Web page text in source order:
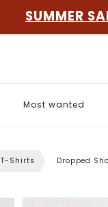
SUMMER
Most wanted
T-Shirts Dropped